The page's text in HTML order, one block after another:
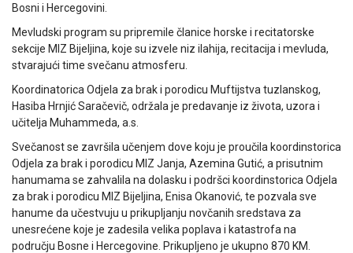
Bosni i Hercegovini.
Mevludski program su pripremile članice horske i recitatorske
sekcije MIZ Bijeljina, koje su izvele niz ilahija, recitacija i mevluda,
stvarajući time svečanu atmosferu.
Koordinatorica Odjela za brak i porodicu Muftijstva tuzlanskog,
Hasiba Hrnjić Saračevič, održala je predavanje iz života, uzora i
učitelja Muhammeda, a.s.
Svečanost se završila učenjem dove koju je proučila koordinstorica
Odjela za brak i porodicu MIZ Janja, Azemina Gutić, a prisutnim
hanumama se zahvalila na dolasku i podršci koordinstorica Odjela
za brak i porodicu MIZ Bijeljina, Enisa Okanović, te pozvala sve
hanume da učestvuju u prikupljanju novčanih sredstava za
unesrećene koje je zadesila velika poplava i katastrofa na
području Bosne i Hercegovine. Prikupljeno je ukupno 870 KM.